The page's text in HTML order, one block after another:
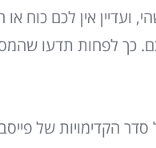
כך לפחות תדעו
הקדימויות של